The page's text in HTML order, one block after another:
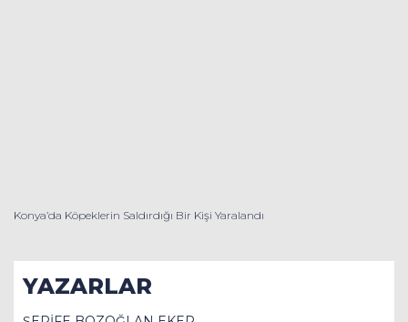
Konya’da Köpeklerin Saldırdığı Bir Kişi Yaralandı
YAZARLAR